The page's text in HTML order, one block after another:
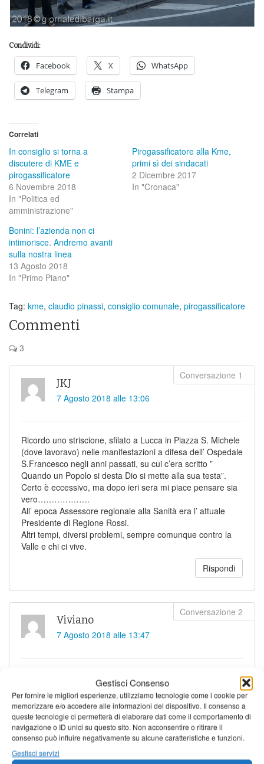
Gestisci Consenso
Per fornire le migliori esperienze, utilizziamo tecnologie come i cookie per
memorizzare e/o accedere alle informazioni del dispositivo. Il consenso a
queste tecnologie ci permetterà di elaborare dati come il comportamento di
navigazione o ID unici su questo sito. Non acconsentire o ritirare il
consenso può influire negativamente su alcune caratteristiche e funzioni.
Gestisci servizi
Condividi:
Facebook X WhatsApp
Telegram Stampa
Correlati
In consiglio si torna a
discutere di KME e
pirogassificatore
6 Novembre 2018
In "Politica ed
amministrazione"
Pirogassificatore alla Kme,
primi sì dei sindacati
2 Dicembre 2017
In "Cronaca"
Bonini: l’azienda non ci
intimorisce. Andremo avanti
sulla nostra linea
13 Agosto 2018
In "Primo Piano"
Tag: kme, claudio pinassi, consiglio comunale, pirogassificatore
Commenti
3
JKJ
7 Agosto 2018 alle 13:06
Ricordo uno striscione, sfilato a Lucca in Piazza S. Michele
(dove lavoravo) nelle manifestazioni a difesa dell’ Ospedale
S.Francesco negli anni passati, su cui c’era scritto ”
Quando un Popolo si desta Dio si mette alla sua testa”.
Certo è eccessivo, ma dopo ieri sera mi piace pensare sia
vero……………….
All’ epoca Assessore regionale alla Sanità era l’ attuale
Presidente di Regione Rossi.
Altri tempi, diversi problemi, sempre comunque contro la
Valle e chi ci vive.
Rispondi
Viviano
7 Agosto 2018 alle 13:47
consigliere Sereni nel suo intervento. Il professore, che di
solito non perde occasione per dimostrare di conoscere
tutto e soprattutto tutto di tutti, questa volta non era molto
informato.
Mentre stava esponendo le sue farneticazioni su ipotetiche
“abbiamo già dato”. La risposta del Sereni è stata “hai